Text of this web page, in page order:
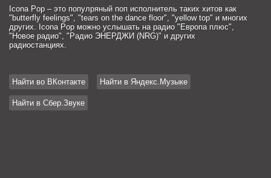
Icona Pop – это популряный поп исполнитель таких хитов как
"butterfly feelings", "tears on the dance floor", "yellow top" и многих
других. Icona Pop можно услышать на радио "Европа плюс",
"Новое радио", "Радио ЭНЕРДЖИ (NRG)" и других
радиостанциях.
Найти во ВКонтакте Найти в Яндекс.Музыке
Найти в Сбер.Звуке